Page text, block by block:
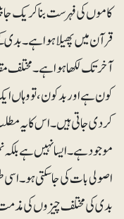
کاموں کی فہرست بناکر یک جا
قرآن میں پھیلا ہوا ہے۔
آخر تک لکھا ہوا ہے۔ مختلف
کون ہے اور بد کون، تو وہاں
کردی جاتی ہیں۔ اس کا یہ
موجود ہے۔ ایسا نہیں ہے
اصولی بات کی جاسکتی ہو۔
بدی کی مختلف چیزوں کی